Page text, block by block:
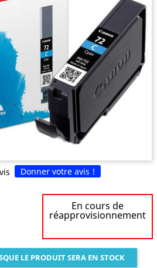
Donner votre avis !
En cours de
réapprovisionnement
LE PRODUIT SERA EN STOCK